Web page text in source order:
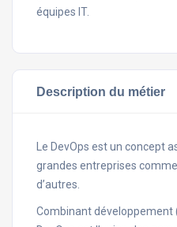
équipes IT.
Description du métier
Le DevOps est un concept
grandes entreprises
d’autres.
Combinant développement